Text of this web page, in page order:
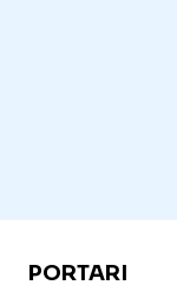
PORTARI